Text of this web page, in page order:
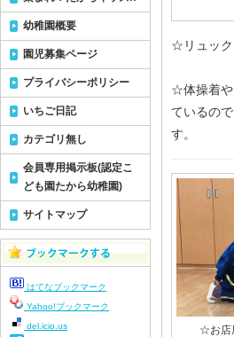
☆リュック
☆体操着や
ているの
す。
☆お店
幼稚園概要
園児募集ページ
プライバシーポリシー
いちご日記
カテゴリ無し
会員専用掲示板(認定こ
ども園たから幼稚園)
サイトマップ
はてなブックマーク
Yahoo!ブックマーク
del.icio.us